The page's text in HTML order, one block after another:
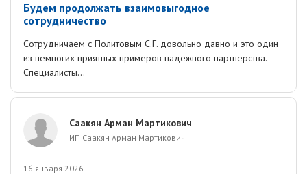
Будем продолжать взаимовыгодное
сотрудничество
Сотрудничаем с Политовым С.Г. довольно давно и это один
из немногих приятных примеров надежного партнерства.
Специалисты...
Саакян Арман Мартикович
ИП Саакян Арман Мартикович
16 января 2026